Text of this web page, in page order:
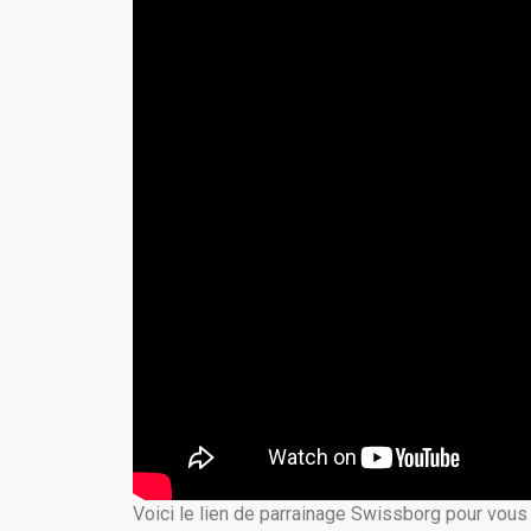
Voici le lien de parrainage Swissborg pour vous